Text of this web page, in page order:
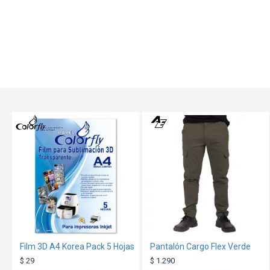
TEXTTRANSPARENTE
Film 3D A4 Korea Pack 5 Hojas
$ 29
Pantalón Cargo Flex Verde
$ 1.290